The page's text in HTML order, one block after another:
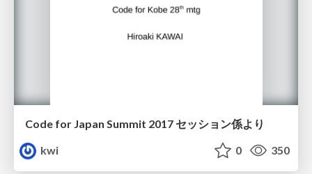
Code for Japan Summit 2017 セッション係より
kwi
0 350